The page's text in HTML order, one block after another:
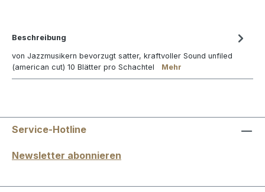
Beschreibung
von Jazzmusikern bevorzugt satter, kraftvoller Sound unfiled
(american cut) 10 Blätter pro Schachtel Mehr
Service-Hotline
Newsletter abonnieren